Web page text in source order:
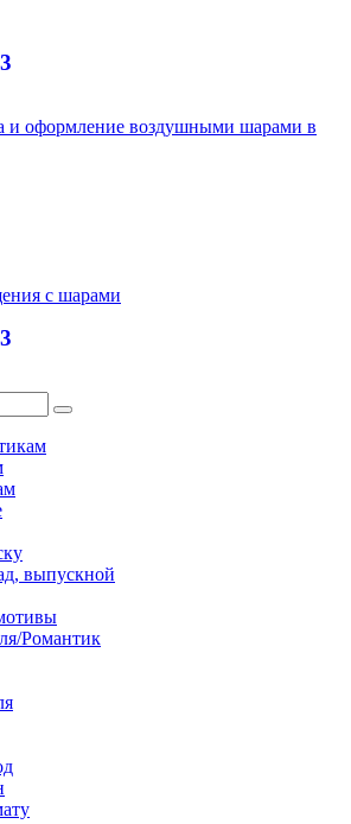
с шарами
выпускной
Романтик